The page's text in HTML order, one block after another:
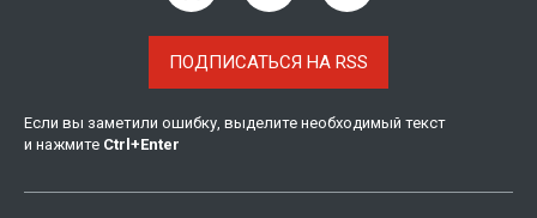
ПОДПИСАТЬСЯ НА RSS
Если вы заметили ошибку, выделите необходимый текст
и нажмите Ctrl +Enter